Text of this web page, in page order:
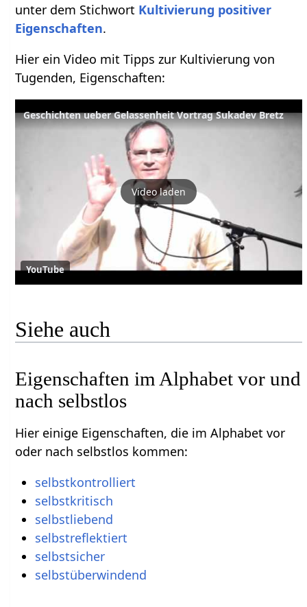
unter dem Stichwort Kultivierung positiver
Eigenschaften.
Hier ein Video mit Tipps zur Kultivierung von
Tugenden, Eigenschaften:
Geschichten ueber Gelassenheit Vortrag Sukadev Bretz
Video laden
YouTube
Siehe auch
Eigenschaften im Alphabet vor und
nach selbstlos
Hier einige Eigenschaften, die im Alphabet vor
oder nach selbstlos kommen:
selbstkontrolliert
selbstkritisch
selbstliebend
selbstreflektiert
selbstsicher
selbstüberwindend